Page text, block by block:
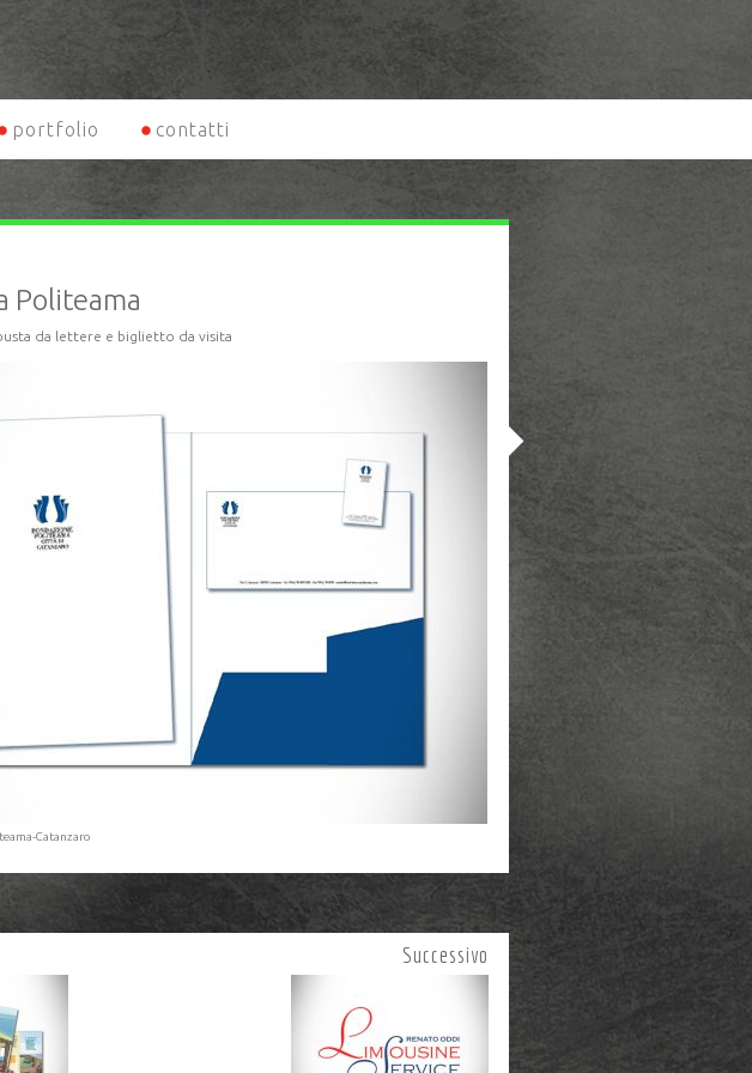
portfolio contatti
Politeama
da lettere e biglietto da visita
Catanzaro
Successivo